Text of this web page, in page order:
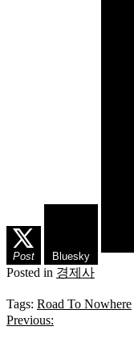
Post Bluesky
Posted in 경제사
Tags: Road To Nowhere
글
Previous: